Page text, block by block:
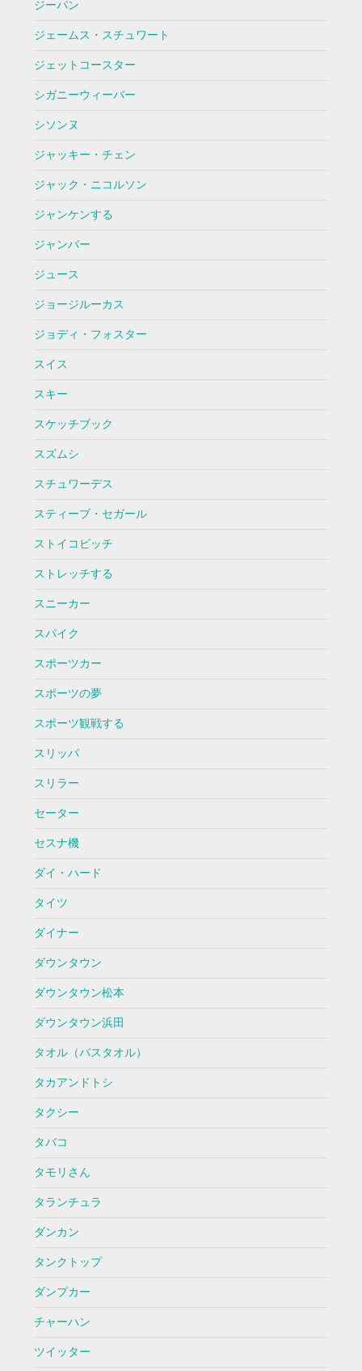
ジーパン
ジェームス・スチュワート
ジェットコースター
シガニーウィーバー
シソンヌ
ジャッキー・チェン
ジャック・ニコルソン
ジャンケンする
ジャンバー
ジュース
ジョージルーカス
ジョディ・フォスター
スイス
スキー
スケッチブック
スズムシ
スチュワーデス
スティーブ・セガール
ストイコビッチ
ストレッチする
スニーカー
スパイク
スポーツカー
スポーツの夢
スポーツ観戦する
スリッパ
スリラー
セーター
セスナ機
ダイ・ハード
タイツ
ダイナー
ダウンタウン
ダウンタウン松本
ダウンタウン浜田
タオル（バスタオル）
タカアンドトシ
タクシー
タバコ
タモリさん
タランチュラ
ダンカン
タンクトップ
ダンプカー
チャーハン
ツイッター